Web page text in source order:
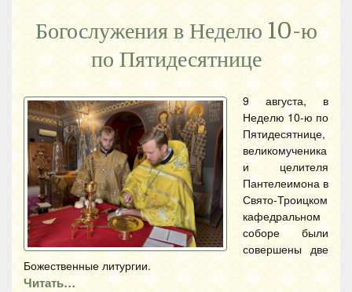
Богослужения в Неделю 10-ю
по Пятидесятнице
9 августа, в
Неделю 10-ю по
Пятидесятнице,
великомученика
и целителя
Пантелеимона в
Свято-Троицком
кафедральном
соборе были
совершены две
Божественные литургии.
Читать…